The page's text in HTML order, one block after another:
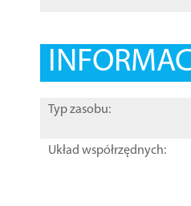
Typ zasobu:
Układ współrzędnych: